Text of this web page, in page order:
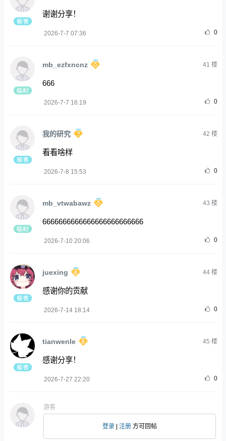
谢谢分享！
2026-7-7 07:36 0
mb_ezfxncnz 41 楼
666
2026-7-7 16:19 0
我的研究 42 楼
看看啥样
2026-7-8 15:53 0
mb_vtwabawz 43 楼
6666666666666666666666666
2026-7-10 20:06 0
juexing 44楼
感谢你的贡献
2026-7-14 18:14 0
tianwenle 45 楼
感谢分享！
2026-7-27 22:20 0
游客
登录 注册 方可回帖